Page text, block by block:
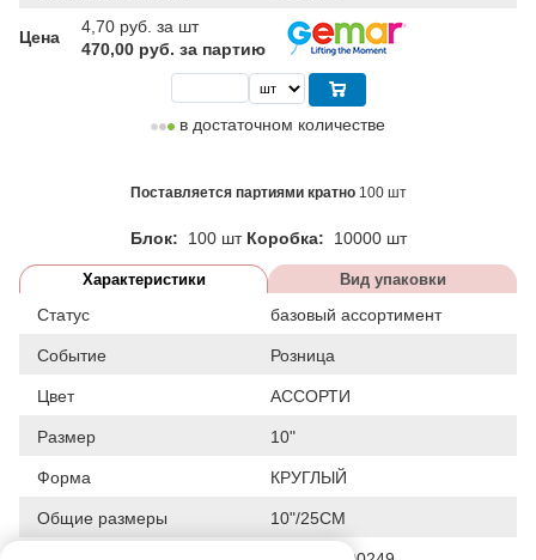
Цена
4,70 руб. за шт
470,00 руб. за партию
в достаточном количестве
Поставляется партиями кратно 100 шт
Блок: 100 шт Коробка: 10000 шт
Характеристики Вид упаковки
Статус базовый ассортимент
Событие Розница
Цвет АССОРТИ
Размер 10"
Форма КРУГЛЫЙ
Общие размеры 10"/25СМ